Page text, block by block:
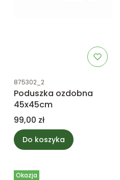
Kod produktu
875302_2
Poduszka ozdobna
45x45cm
Cena
99,00 zł
Do koszyka
Okazja